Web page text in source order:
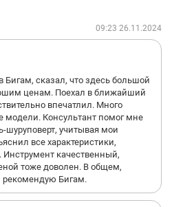
09:23 26.11.2024
Бигам, сказал, что здесь большой
ценам. Поехал в ближайший
впечатлил. Много
модели. Консультант помог мне
шуруповерт, учитывая мои
все характеристики,
Инструмент качественный,
тоже доволен. В общем,
рекомендую Бигам.